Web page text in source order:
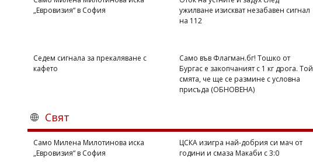
„Евровизия“ в София
ужилване изискват незабавен сигнал
на 112
Седем сигнала за прекаляване с
кафето
Само във Флагман.бг! Тошко от
Бургас е закопчаният с 1 кг дрога. Той
смята, че ще се размине с условна
присъда (ОБНОВЕНА)
Свят
Само Милена Милотинова иска
„Евровизия“ в София
ЦСКА изигра най-добрия си мач от
години и смаза Макаби с 3:0